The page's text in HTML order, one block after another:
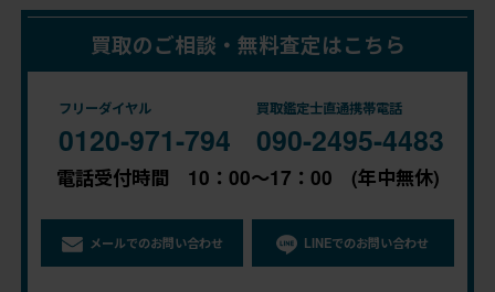
買取のご相談・無料査定はこちら
フリーダイヤル
0120-971-794
買取鑑定士直通携帯電話
090-2495-4483
電話受付時間 10：00～17：00 (年中無休)
メールでのお問い合わせ LINEでのお問い合わせ